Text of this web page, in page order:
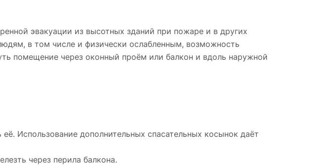
эвакуации из высотных зданий при пожаре и в других
в том числе и физически ослабленным, возможность
помещение через оконный проём или балкон и вдоль наружной
Использование дополнительных спасательных косынок даёт
через перила балкона.